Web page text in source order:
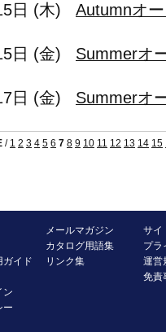
日 (木) Autumnオ
日 (金) Summerオ
日 (金) Summerオ
/ 1 2 3 4 5 6 7 8 9 10 11 12 13 14 15
ガイド
ン
ー
メールマガジン
カタログ用語集
リンク集
サイ
プラ
運営
免責